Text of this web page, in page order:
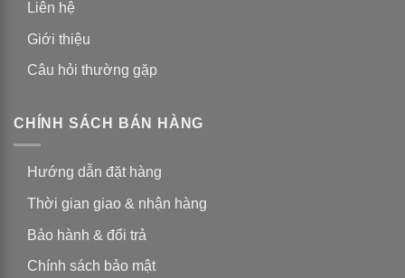
Liên hệ
Giới thiệu
Câu hỏi thường gặp
CHÍNH SÁCH BÁN HÀNG
Hướng dẫn đặt hàng
Thời gian giao & nhận hàng
Bảo hành & đổi trả
Chính sách bảo mật